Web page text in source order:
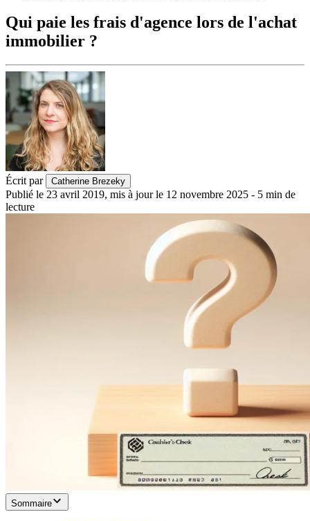
Qui paie les frais d'agence lors de l'achat
immobilier ?
Écrit par Catherine Brezeky
Publié le 23 avril 2019, mis à jour le 12 novembre 2025 - 5 min de
lecture
Sommaire